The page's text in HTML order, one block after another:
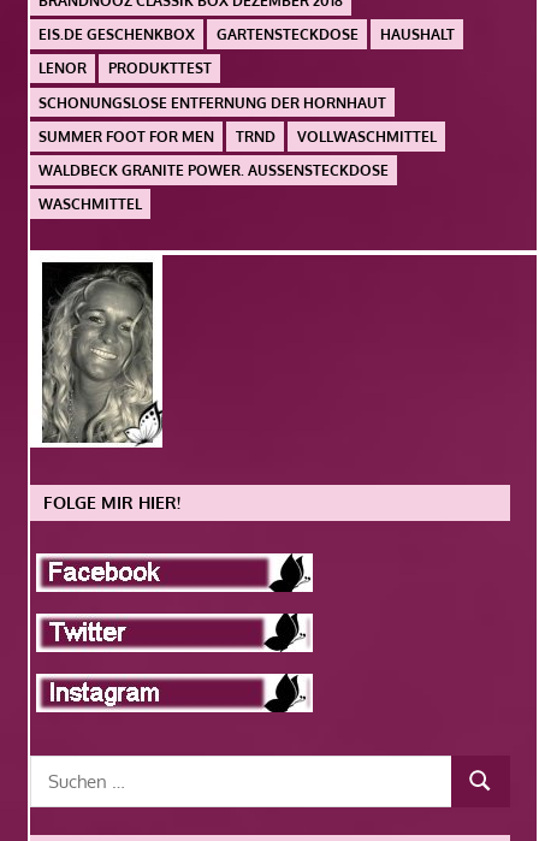
EIS.DE GESCHENKBOX
GARTENSTECKDOSE
HAUSHALT
LENOR
PRODUKTTEST
SCHONUNGSLOSE ENTFERNUNG DER HORNHAUT
SUMMER FOOT FOR MEN
TRND
VOLLWASCHMITTEL
WALDBECK GRANITE POWER. AUSSENSTECKDOSE
WASCHMITTEL
FOLGE MIR HIER!